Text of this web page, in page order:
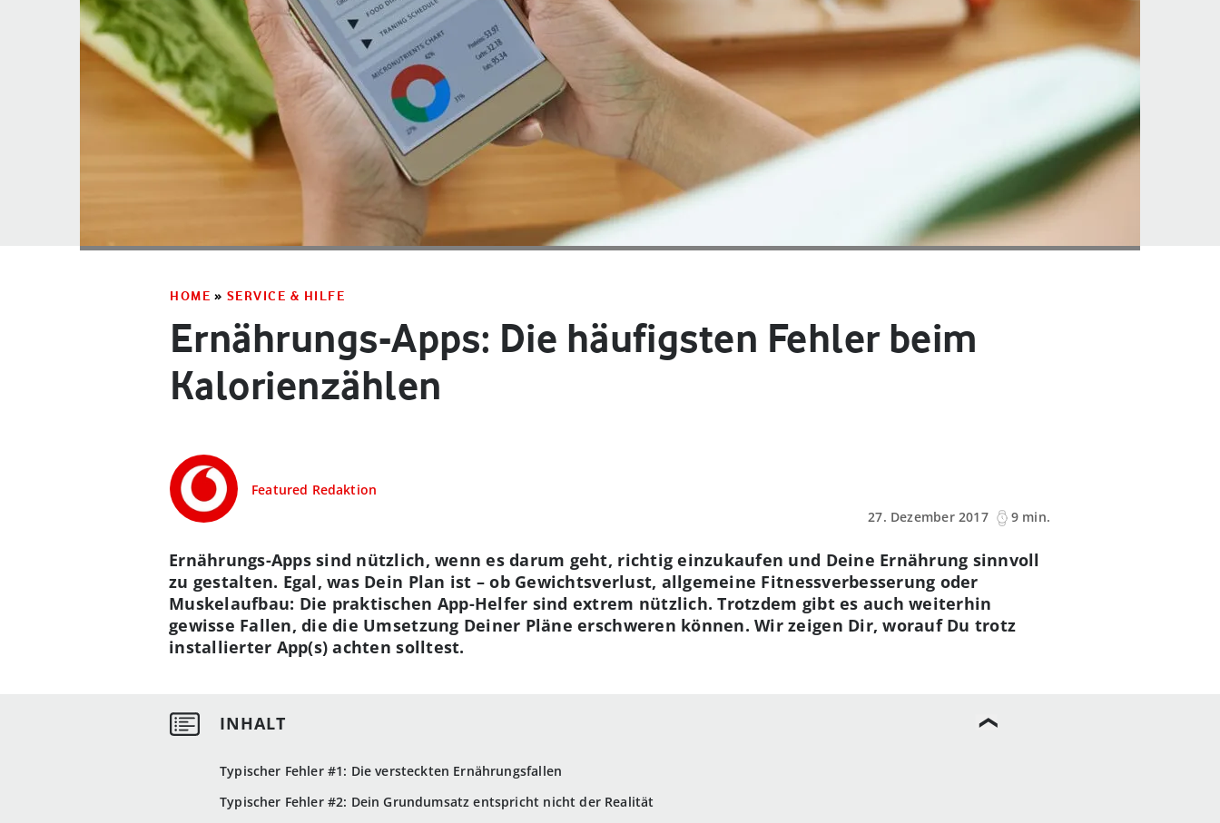
HOME » SERVICE & HILFE
Ernährungs-Apps: Die häufigsten Fehler beim
Kalorienzählen
Featured Redaktion
27. Dezember 2017
9 min.
Typischer Fehler #1: Die versteckten Ernährungsfallen
Typischer Fehler #2: Dein Grundumsatz entspricht nicht der Realität
Ernährungs-Apps sind nützlich, wenn es darum geht, richtig einzukaufen und Deine Ernährung sinnvoll
zu gestalten. Egal, was Dein Plan ist – ob Gewichtsverlust, allgemeine Fitnessverbesserung oder
Muskelaufbau: Die praktischen App-Helfer sind extrem nützlich. Trotzdem gibt es auch weiterhin
gewisse Fallen, die die Umsetzung Deiner Pläne erschweren können. Wir zeigen Dir, worauf Du trotz
installierter App(s) achten solltest.